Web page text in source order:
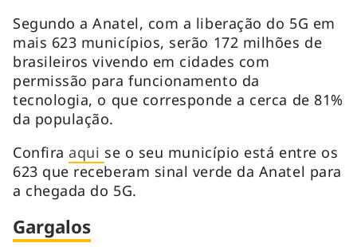
Segundo a Anatel, com a liberação do 5G em
mais 623 municípios, serão 172 milhões de
brasileiros vivendo em cidades com
permissão para funcionamento da
tecnologia, o que corresponde a cerca de 81%
da população.
Confiraaqui se o seu município está entre os
623 que receberam sinal verde da Anatel para
a chegada do 5G.
Gargalos